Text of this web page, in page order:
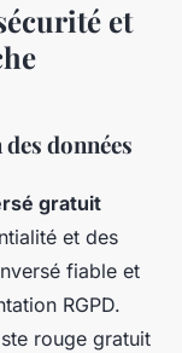
et
données
gratuit
et des
fiable et
RGPD.
rouge gratuit